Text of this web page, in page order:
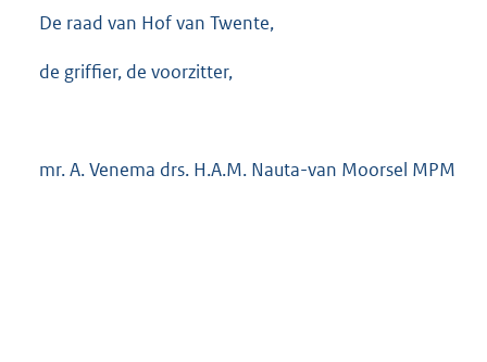
De raad van Hof van Twente,
de griffier, de voorzitter,
mr. A. Venema drs. H.A.M. Nauta-van Moorsel MPM